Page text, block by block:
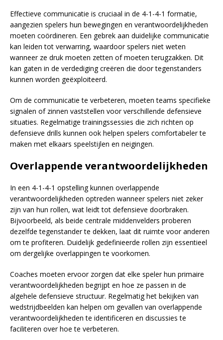
Effectieve communicatie is cruciaal in de 4-1-4-1 formatie,
aangezien spelers hun bewegingen en verantwoordelijkheden
moeten coördineren. Een gebrek aan duidelijke communicatie
kan leiden tot verwarring, waardoor spelers niet weten
wanneer ze druk moeten zetten of moeten terugzakken. Dit
kan gaten in de verdediging creëren die door tegenstanders
kunnen worden geëxploiteerd.
Om de communicatie te verbeteren, moeten teams specifieke
signalen of zinnen vaststellen voor verschillende defensieve
situaties. Regelmatige trainingssessies die zich richten op
defensieve drills kunnen ook helpen spelers comfortabeler te
maken met elkaars speelstijlen en neigingen.
Overlappende verantwoordelijkheden
In een 4-1-4-1 opstelling kunnen overlappende
verantwoordelijkheden optreden wanneer spelers niet zeker
zijn van hun rollen, wat leidt tot defensieve doorbraken.
Bijvoorbeeld, als beide centrale middenvelders proberen
dezelfde tegenstander te dekken, laat dit ruimte voor anderen
om te profiteren. Duidelijk gedefinieerde rollen zijn essentieel
om dergelijke overlappingen te voorkomen.
Coaches moeten ervoor zorgen dat elke speler hun primaire
verantwoordelijkheden begrijpt en hoe ze passen in de
algehele defensieve structuur. Regelmatig het bekijken van
wedstrijdbeelden kan helpen om gevallen van overlappende
verantwoordelijkheden te identificeren en discussies te
faciliteren over hoe te verbeteren.